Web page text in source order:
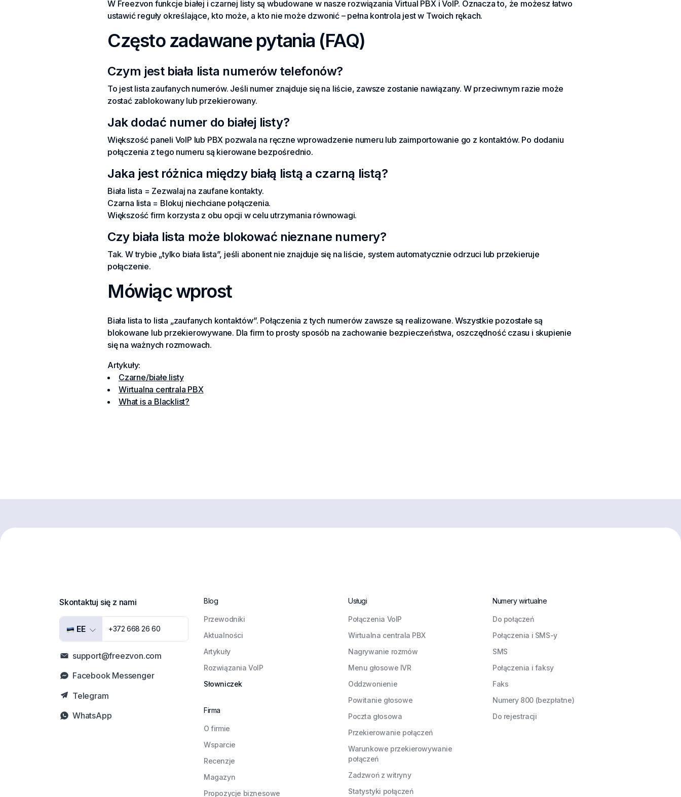
W Freezvon funkcje białej i czarnej listy są wbudowane w nasze rozwiązania Virtual PBX i VoIP. Oznacza to, że możesz łatwo
ustawić reguły określające, kto może, a kto nie może dzwonić – pełna kontrola jest w Twoich rękach.
Często zadawane pytania (FAQ)
Czym jest biała lista numerów telefonów?
To jest lista zaufanych numerów. Jeśli numer znajduje się na liście, zawsze zostanie nawiązany. W przeciwnym razie może
zostać zablokowany lub przekierowany.
Jak dodać numer do białej listy?
Większość paneli VoIP lub PBX pozwala na ręczne wprowadzenie numeru lub zaimportowanie go z kontaktów. Po dodaniu
połączenia z tego numeru są kierowane bezpośrednio.
Jaka jest różnica między białą listą a czarną listą?
Biała lista = Zezwalaj na zaufane kontakty.
Czarna lista = Blokuj niechciane połączenia.
Większość firm korzysta z obu opcji w celu utrzymania równowagi.
Czy biała lista może blokować nieznane numery?
Tak. W trybie „tylko biała lista”, jeśli abonent nie znajduje się na liście, system automatycznie odrzuci lub przekieruje
połączenie.
Mówiąc wprost
Biała lista to lista „zaufanych kontaktów”. Połączenia z tych numerów zawsze są realizowane. Wszystkie pozostałe są
blokowane lub przekierowywane. Dla firm to prosty sposób na zachowanie bezpieczeństwa, oszczędność czasu i skupienie
się na ważnych rozmowach.
Artykuły:
Czarne/białe listy
Wirtualna centrala PBX
What is a Blacklist?
Skontaktuj się z nami
EE +372 668 26 60
support@freezvon.com
Facebook Messenger
Telegram
WhatsApp
Blog
Przewodniki
Aktualności
Artykuły
Rozwiązania VoIP
Słowniczek
Firma
O firmie
Wsparcie
Recenzje
Magazyn
Propozycje biznesowe
Usługi
Połączenia VoIP
Wirtualna centrala PBX
Nagrywanie rozmów
Menu głosowe IVR
Oddzwonienie
Powitanie głosowe
Poczta głosowa
Przekierowanie połączeń
Warunkowe przekierowywanie
połączeń
Zadzwoń z witryny
Statystyki połączeń
Numery wirtualne
Do połączeń
Połączenia i SMS-y
SMS
Połączenia i faksy
Faks
Numery 800 (bezpłatne)
Do rejestracji